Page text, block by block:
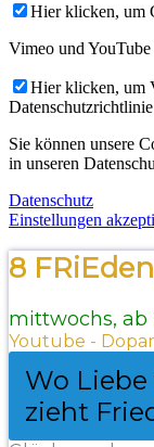
Hier klicken, um
Vimeo und
Hier klicken, um
Datenschutzrichtlinie
Sie können unsere
in unseren
Datenschutz
Einstellungen
8
mittwochs, ab
Youtube -
Wo
zieht